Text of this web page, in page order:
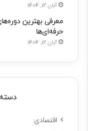
آبان 12, 1404
معرفی بهترین
حرفه‌ای‌ها
آبان 12, 1404
اقتصادی